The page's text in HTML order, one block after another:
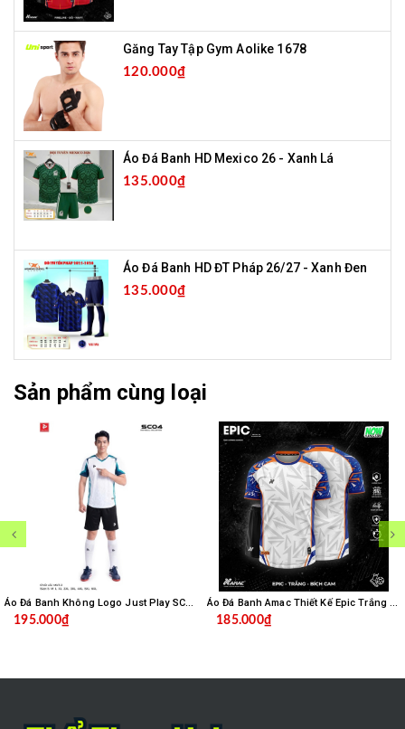
Găng Tay Tập Gym Aolike 1678
120.000₫
Áo Đá Banh HD Mexico 26 - Xanh Lá
135.000₫
Áo Đá Banh HD ĐT Pháp 26/27 - Xanh Đen
135.000₫
Sản phẩm cùng loại
Áo Đá Banh Không Logo Just Play SC04 - Trắng
195.000₫
Áo Đá Banh Amac Thiết Kế Epic Trắng Bích
185.000₫